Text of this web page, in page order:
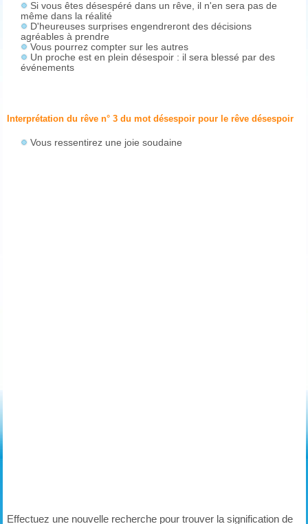
Si vous êtes désespéré dans un rêve, il n'en sera pas de
même dans la réalité
D'heureuses surprises engendreront des décisions
agréables à prendre
Vous pourrez compter sur les autres
Un proche est en plein désespoir : il sera blessé par des
événements
Interprétation du rêve n° 3 du mot désespoir pour le rêvedésespoir
Vous ressentirez une joie soudaine
Effectuez une nouvelle recherche pour trouver la signification de